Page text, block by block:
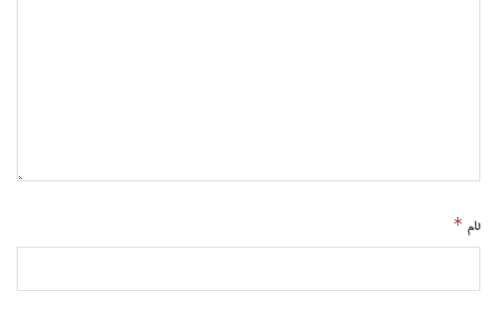
نام *